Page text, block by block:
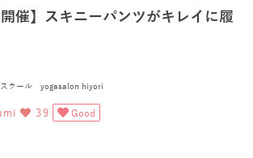
開催】スキニーパンツがキレイに履
スクール yogasalon hiyori
39 Good